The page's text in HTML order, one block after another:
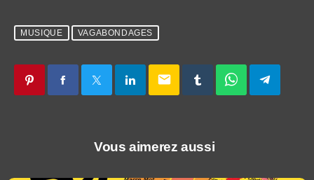
MUSIQUE VAGABONDAGES
email
Vous aimerez aussi